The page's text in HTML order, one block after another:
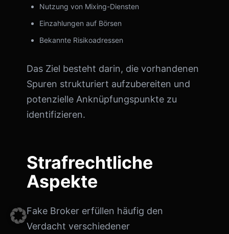
Nutzung von Mixing-Diensten
Einzahlungen auf Börsen
Bekannte Risikoadressen
Das Ziel besteht darin, die vorhandenen
Spuren strukturiert aufzubereiten und
potenzielle Anknüpfungspunkte zu
identifizieren.
Strafrechtliche
Aspekte
Fake Broker erfüllen häufig den
Verdacht verschiedener